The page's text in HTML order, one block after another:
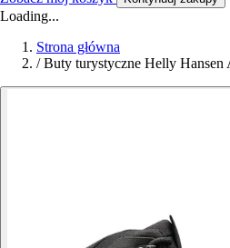
Loading...
Strona główna
/ Buty turystyczne Helly Hansen